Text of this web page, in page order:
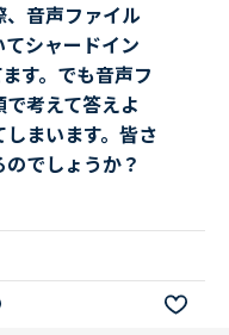
音声ファイル
シャードイン
す。でも音声フ
考えて答えよ
まいます。皆さ
でしょうか？